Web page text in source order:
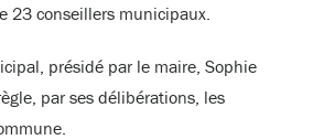
23 conseillers municipaux.
présidé par le maire, Sophie
par ses délibérations, les